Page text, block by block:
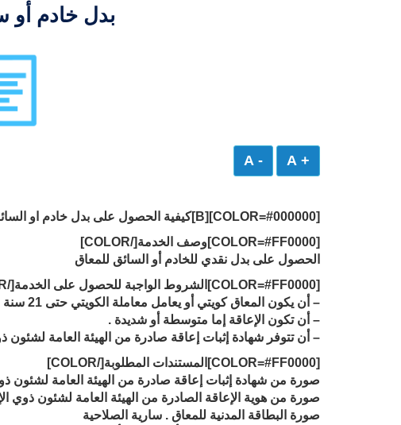
بدل خادم أو
+ A
- A
[COLOR=#000000][B]كيفية الحصول على بدل خادم او السائق للمعاق
[COLOR=#FF0000]وصف الخدمة[/COLOR]
الحصول على بدل نقدي للخادم أو السائق للمعاق
[COLOR=#FF0000]الشروط الواجبة للحصول على الخدمة[/COLOR]
– أن يكون المعاق كويتي أو يعامل معاملة الكويتي حتى 21 سنة .
– أن تكون الإعاقة إما متوسطة أو شديدة .
– أن تتوفر شهادة إثبات إعاقة صادرة من الهيئة العامة لشئون
[COLOR=#FF0000]المستندات المطلوبة[/COLOR]
صورة من شهادة إثبات إعاقة صادرة من الهيئة العامة لشئون
صورة من هوية الإعاقة الصادرة من الهيئة العامة لشئون ذوي
صورة البطاقة المدنية للمعاق . سارية الصلاحية